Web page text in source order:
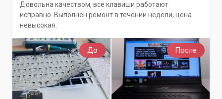
До После
Довольна качеством, все клавиши работают
исправно. Выполнен ремонт в течении недели, цена
невысокая.